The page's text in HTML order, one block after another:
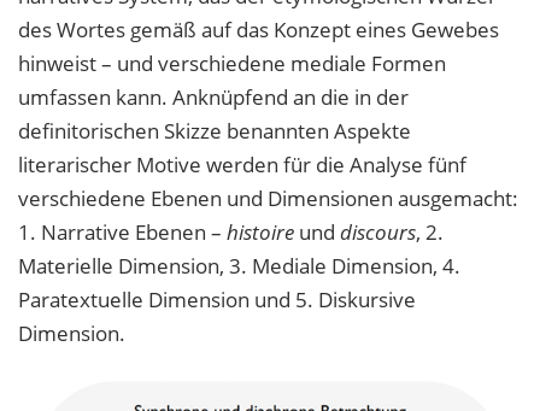
des Wortes gemäß auf das Konzept eines Gewebes
hinweist – und verschiedene mediale Formen
umfassen kann. Anknüpfend an die in der
definitorischen Skizze benannten Aspekte
literarischer Motive werden für die Analyse fünf
verschiedene Ebenen und Dimensionen ausgemacht:
1. Narrative Ebenen – histoire und discours, 2.
Materielle Dimension, 3. Mediale Dimension, 4.
Paratextuelle Dimension und 5. Diskursive
Dimension.